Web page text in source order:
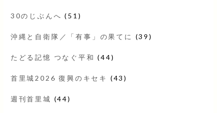
30のじぶんへ (51)
沖縄と自衛隊／「有事」の果てに (39)
たどる記憶 つなぐ平和 (44)
首里城2026 復興のキセキ (43)
週刊首里城 (44)